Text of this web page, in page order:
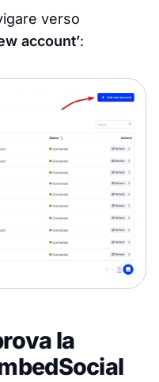
verso
account’:
la